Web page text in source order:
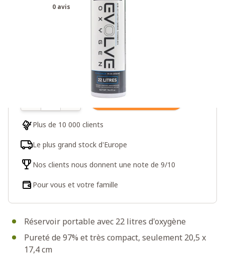
0 avis
Réservoir portable avec 22 litres d'oxygène
Pureté de 97% et très compact, seulement 20,5 x
17,4 cm
Ajouter au panier
Plus de 10 000 clients
Le plus grand stock d'Europe
Nos clients nous donnent une note de 9/10
Pour vous et votre famille